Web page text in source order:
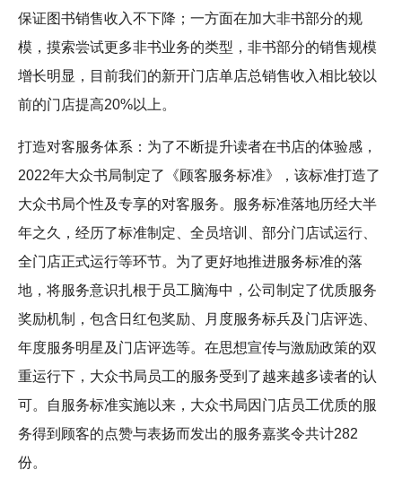
保证图书销售收入不下降；一方面在加大非书部分的规
模，摸索尝试更多非书业务的类型，非书部分的销售规模
增长明显，目前我们的新开门店单店总销售收入相比较以
前的门店提高20%以上。
打造对客服务体系：为了不断提升读者在书店的体验感，
2022年大众书局制定了《顾客服务标准》，该标准打造了
大众书局个性及专享的对客服务。服务标准落地历经大半
年之久，经历了标准制定、全员培训、部分门店试运行、
全门店正式运行等环节。为了更好地推进服务标准的落
地，将服务意识扎根于员工脑海中，公司制定了优质服务
奖励机制，包含日红包奖励、月度服务标兵及门店评选、
年度服务明星及门店评选等。在思想宣传与激励政策的双
重运行下，大众书局员工的服务受到了越来越多读者的认
可。自服务标准实施以来，大众书局因门店员工优质的服
务得到顾客的点赞与表扬而发出的服务嘉奖令共计282
份。